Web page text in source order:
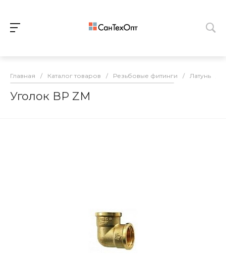
Главная / Каталог товаров / Резьбовые фитинги / Латунь
Уголок ВР ZM